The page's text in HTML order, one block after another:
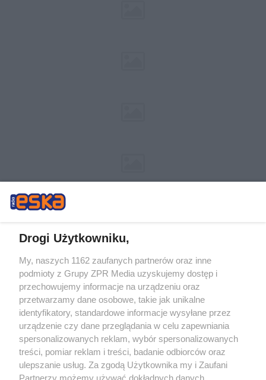
Żaden utwór zamieszczony w serwisie nie może być powielany i
rozpowszechniany lub dalej rozpowszechniany w jakikolwiek sposób (w
tym także elektroniczny lub mechaniczny) na jakimkolwiek polu
eksploatacji w jakiejkolwiek formie, włącznie z umieszczaniem w Internecie
bez pisemnej zgody właściciela praw. Jakiekolwiek użycie lub
wykorzystanie utworów w całości lub w części z naruszeniem prawa, tzn.
bez właściwej zgody, jest zabronione pod groźbą kary i może być ścigane
prawnie.
Drogi Użytkowniku,
My, naszych 1162 zaufanych partnerów oraz inne
podmioty z Grupy ZPR Media uzyskujemy dostęp i
przechowujemy informacje na urządzeniu oraz
przetwarzamy dane osobowe, takie jak unikalne
identyfikatory, standardowe informacje wysyłane przez
urządzenie czy dane przeglądania w celu zapewniania
spersonalizowanych reklam, wybór spersonalizowanych
treści, pomiar reklam i treści, badanie odbiorców oraz
ulepszanie usług. Za zgodą Użytkownika my i Zaufani
Partnerzy możemy używać dokładnych danych